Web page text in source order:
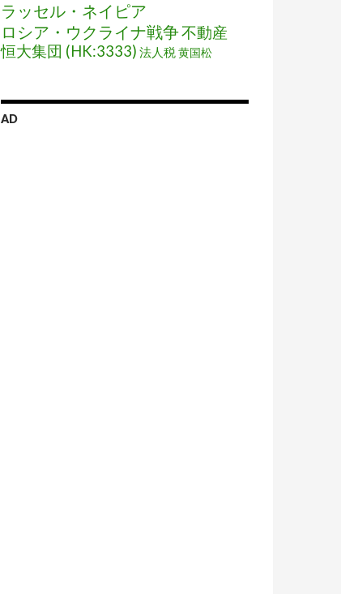
ラッセル・ネイピア
ロシア・ウクライナ戦争不動産
恒大集団 (HK:3333) 法人税黄国松
AD